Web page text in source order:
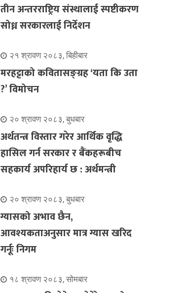
तीन अन्तरराष्ट्रिय संस्थालाई स्पष्टीकरण
सोध्न सरकारलाई निर्देशन
२१ श्रावण २०८३, बिहीबार
मरहट्टाको कवितासङ्ग्रह ‘यता कि उता
?’ विमोचन
२० श्रावण २०८३, बुधबार
अर्थतन्त्र विस्तार गरेर आर्थिक वृद्धि
हासिल गर्न सरकार र बैंकहरूबीच
सहकार्य अपरिहार्य छ : अर्थमन्त्री
२० श्रावण २०८३, बुधबार
ग्यासको अभाव छैन,
आवश्यकताअनुसार मात्र ग्यास खरिद
गर्नूः निगम
१८ श्रावण २०८३, सोमबार